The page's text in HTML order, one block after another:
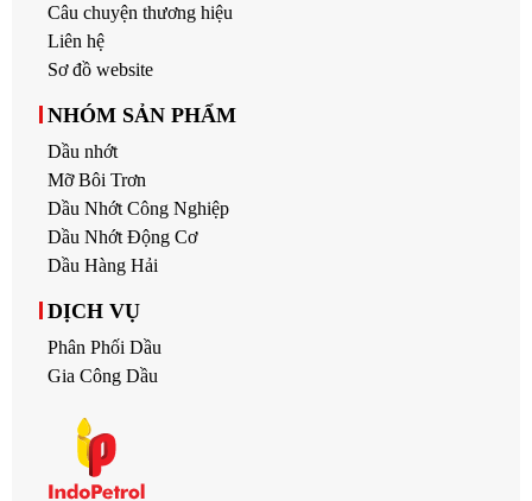
Câu chuyện thương hiệu
Liên hệ
Sơ đồ website
NHÓM SẢN PHẨM
Dầu nhớt
Mỡ Bôi Trơn
Dầu Nhớt Công Nghiệp
Dầu Nhớt Động Cơ
Dầu Hàng Hải
DỊCH VỤ
Phân Phối Dầu
Gia Công Dầu